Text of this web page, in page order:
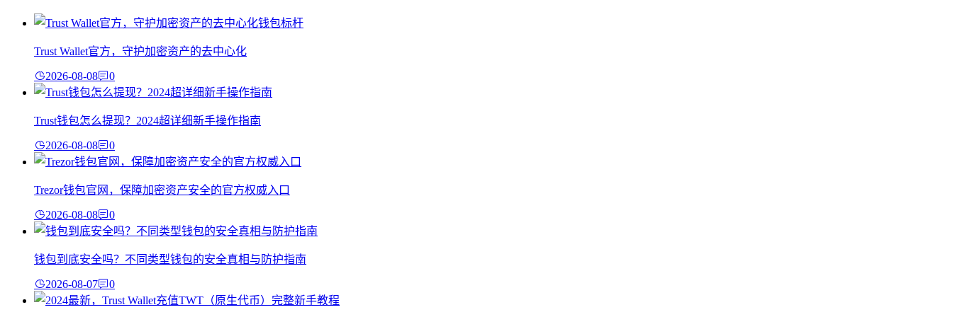
Trust Wallet官方，守护加密资产的去中心化
2026-08-08 0
Trust钱包怎么提现？2024超详细新手操作指南
2026-08-08 0
Trezor钱包官网，保障加密资产安全的官方权威入口
2026-08-08 0
钱包到底安全吗？不同类型钱包的安全真相与防护指南
2026-08-07 0